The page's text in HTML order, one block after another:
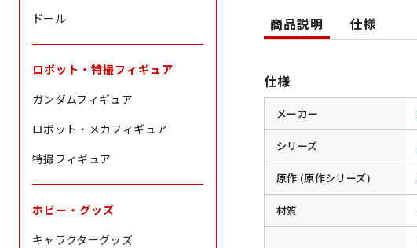
ドール
ロボット・特撮フィギュア
ガンダムフィギュア
ロボット・メカフィギュア
特撮フィギュア
ホビー・グッズ
キャラクターグッズ
商品説明 仕様
仕様
メーカー
シリーズ
原作 (原作シリーズ)
材質